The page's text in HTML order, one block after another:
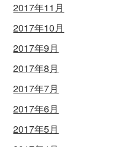
2017年11月
2017年10月
2017年9月
2017年8月
2017年7月
2017年6月
2017年5月